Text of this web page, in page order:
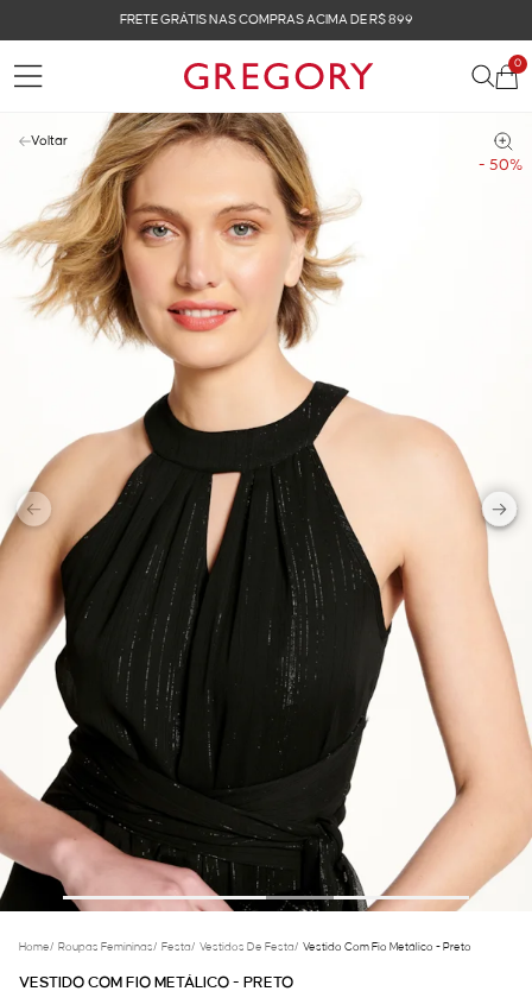
FRETE GRÁTIS NAS COMPRAS ACIMA DE R$ 899
0
- 50%
Voltar
Home/ Roupas Femininas/ Festa/ Vestidos De Festa/ Vestido Com Fio Metálico - Preto
VESTIDO COM FIO METÁLICO - PRETO